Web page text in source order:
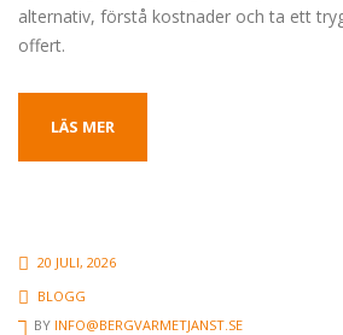
alternativ, förstå kostnader och ta ett
offert.
LÄS MER
20 JULI, 2026
BLOGG
BY INFO@BERGVARMETJANST.SE